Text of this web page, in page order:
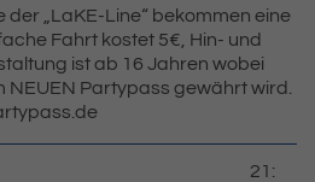
„LaKE-Line“ bekommen eine
Fahrt kostet 5€, Hin- und
ist ab 16 Jahren wobei
NEUEN Partypass gewährt wird.
21: